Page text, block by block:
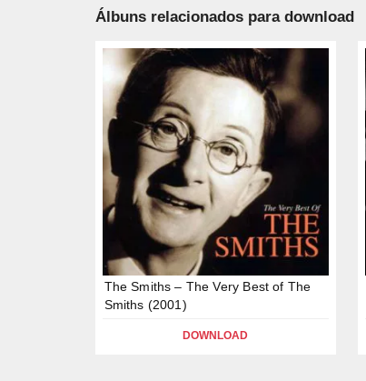
Álbuns relacionados para download
The Smiths – The Very Best of The
Smiths (2001)
DOWNLOAD